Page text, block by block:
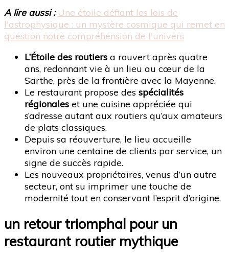
A lire aussi : Une étoile défiant les lois de
l'astrophysique : un mystère cosmique qui remet en
question notre compréhension de l'univers
L’Étoile des routiers a rouvert après quatre
ans, redonnant vie à un lieu au cœur de la
Sarthe, près de la frontière avec la Mayenne.
Le restaurant propose des spécialités
régionales et une cuisine appréciée qui
s’adresse autant aux routiers qu’aux amateurs
de plats classiques.
Depuis sa réouverture, le lieu accueille
environ une centaine de clients par service, un
signe de succès rapide.
Les nouveaux propriétaires, venus d’un autre
secteur, ont su imprimer une touche de
modernité tout en conservant l’esprit d’origine.
un retour triomphal pour un
restaurant routier mythique